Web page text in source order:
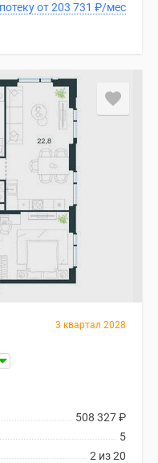
В ипотеку от 203 731 ₽/мес
3 квартал 2028
508 327₽
5
2 из 20